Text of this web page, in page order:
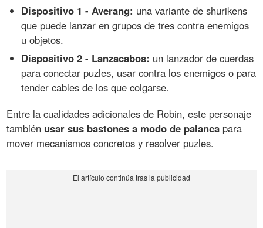
Dispositivo 1 - Averang: una variante de shurikens
que puede lanzar en grupos de tres contra enemigos
u objetos.
Dispositivo 2 - Lanzacabos: un lanzador de cuerdas
para conectar puzles, usar contra los enemigos o para
tender cables de los que colgarse.
Entre la cualidades adicionales de Robin, este personaje
también usar sus bastones a modo de palanca para
mover mecanismos concretos y resolver puzles.